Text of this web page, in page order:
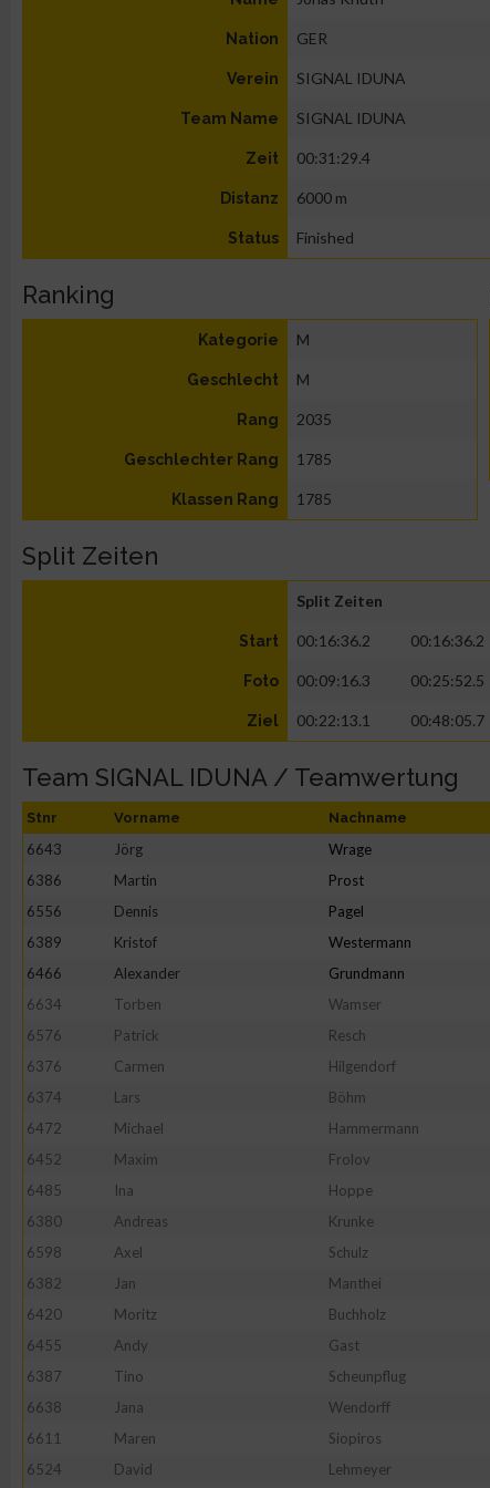
Nation GER
Verein SIGNAL IDUNA
Team Name SIGNAL IDUNA
Zeit 00:31:29.4
Distanz 6000 m
Status Finished
Ranking
Kategorie M
Geschlecht M
Rang 2035
Geschlechter Rang 1785
Klassen Rang 1785
Split Zeiten
Split Zeiten
Start 00:16:36.2 00:16:36.2
Foto 00:09:16.3 00:25:52.5
Ziel 00:22:13.1 00:48:05.7
Team SIGNAL IDUNA / Teamwertung
Stnr Vorname Nachname
6643 Jörg Wrage
6386
Martin Prost
6556
Dennis Pagel
6389
Kristof Westermann
6466
Alexander Grundmann
6634
Torben Wamser
6576
Patrick Resch
6376
Carmen Hilgendorf
6374
Lars Böhm
6472
Michael Hammermann
6452
Maxim Frolov
6485
Ina Hoppe
6380
Andreas Krunke
6598
Axel Schulz
6382
Jan Manthei
6420
Moritz Buchholz
6455
Andy Gast
6387
Tino Scheunpflug
6638
Jana Wendorff
6611
Maren Siopiros
6524
David Lehmeyer